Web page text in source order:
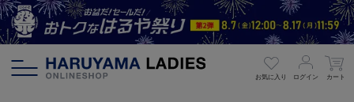
お気に入り ログイン カート